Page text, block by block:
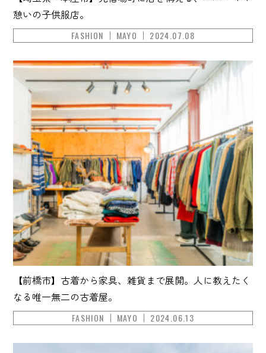
憩いの子供服店。
FASHION MAYO 2024.07.08
【前橋市】古着から家具、雑貨まで展開。人に教えたく
なる唯一無二の古着屋。
FASHION MAYO 2024.06.13